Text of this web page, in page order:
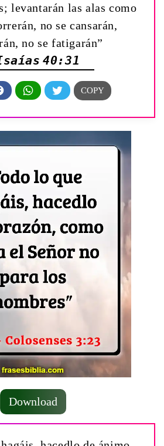
levantarán las alas como
no se cansarán,
no se fatigarán”
40:31
Download